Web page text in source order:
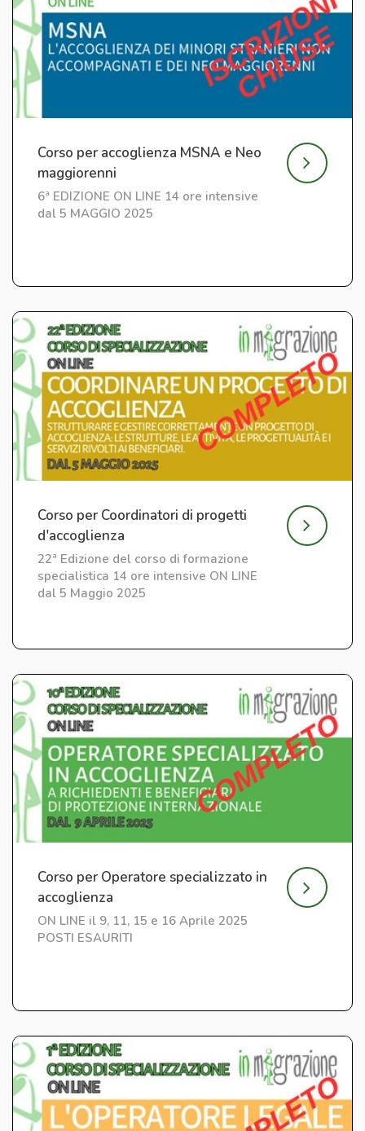
Corso per accoglienza MSNA e Neo
maggiorenni
6ª EDIZIONE ON LINE 14 ore intensive
dal 5 MAGGIO 2025
Corso per Coordinatori di progetti
d'accoglienza
22ª Edizione del corso di formazione
specialistica 14 ore intensive ON LINE
dal 5 Maggio 2025
Corso per Operatore specializzato in
accoglienza
ON LINE il 9, 11, 15 e 16 Aprile 2025
POSTI ESAURITI